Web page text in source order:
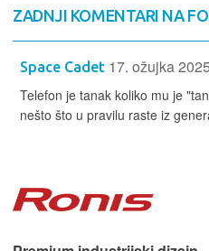
ZADNJI KOMENTARI NA
Space Cadet 17. ožujka
Telefon je tanak koliko mu je
nešto što u pravilu raste iz